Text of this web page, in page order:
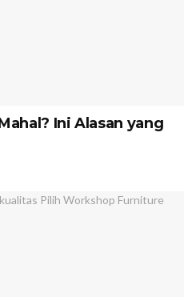
Ini Alasan yang